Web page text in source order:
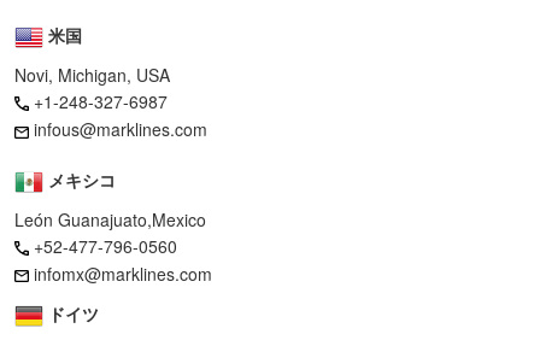
米国
Novi, Michigan, USA
+1-248-327-6987
infous@marklines.com
メキシコ
León Guanajuato,Mexico
+52-477-796-0560
infomx@marklines.com
ドイツ